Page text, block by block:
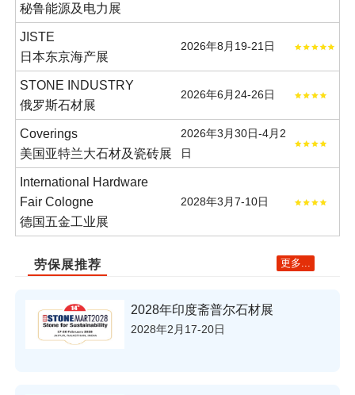
秘鲁能源及电力展
JISTE
日本东京海产展
2026年8月19-21日
STONE INDUSTRY
俄罗斯石材展
2026年6月24-26日
Coverings
美国亚特兰大石材及瓷砖展
2026年3月30日-4月2
日
International Hardware
Fair Cologne
德国五金工业展
2028年3月7-10日
劳保展推荐 更多...
2028年印度斋普尔石材展
2028年2月17-20日